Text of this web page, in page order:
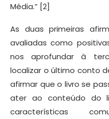
Média.” [2]
As duas primeiras
avaliadas como
nos aprofundar à
localizar o último conto
afirmar que o livro se
ater ao conteúdo do
características